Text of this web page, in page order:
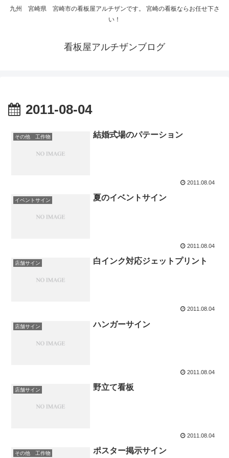
九州 宮崎県 宮崎市の看板屋アルチザンです。 宮崎の看板ならお任せ下さ
い！
看板屋アルチザンブログ
2011-08-04
その他 工作物 結婚式場のパテーション
2011.08.04
イベントサイン 夏のイベントサイン
2011.08.04
店舗サイン 白インク対応ジェットプリント
2011.08.04
店舗サイン ハンガーサイン
2011.08.04
店舗サイン 野立て看板
2011.08.04
その他 工作物 ポスター掲示サイン